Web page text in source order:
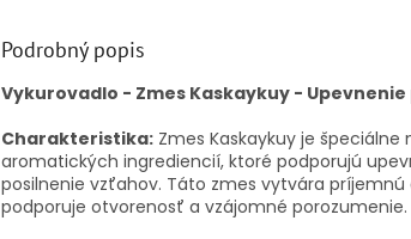
Podrobný popis
Vykurovadlo - Zmes Kaskaykuy -
Charakteristika: Zmes Kaskaykuy je
aromatických ingrediencií, ktoré podporujú
posilnenie vzťahov. Táto zmes vytvára
podporuje otvorenosť a vzájomné porozumenie.